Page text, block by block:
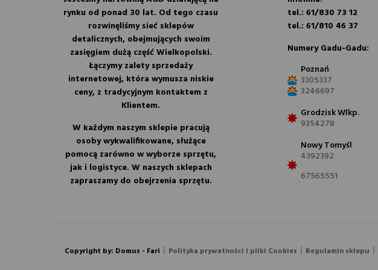
rynku od ponad 30 lat. Od tego czasu
rozwinęliśmy sieć sklepów
detalicznych, obejmujących swoim
zasięgiem dużą część Wielkopolski.
Łączymy zalety sprzedaży
internetowej, która wymusza niskie
ceny, z tradycyjnym kontaktem z
Klientem.
W każdym naszym sklepie pracują
osoby wykwalifikowane, służące
pomocą zarówno w wyborze sprzętu,
jak i logistyce. W naszych sklepach
zapraszamy do obejrzenia sprzętu.
tel.: 61/830 73 12
tel.: 61/810 46 37
Numery Gadu-Gadu:
Poznań
3305337
3246697
Grodzisk Wlkp.
9354278
Nowy Tomyśl
4392392
67565551
Copyright by: Domus - Fari Polityka prywatności i pliki Cookies Regulamin sklepu